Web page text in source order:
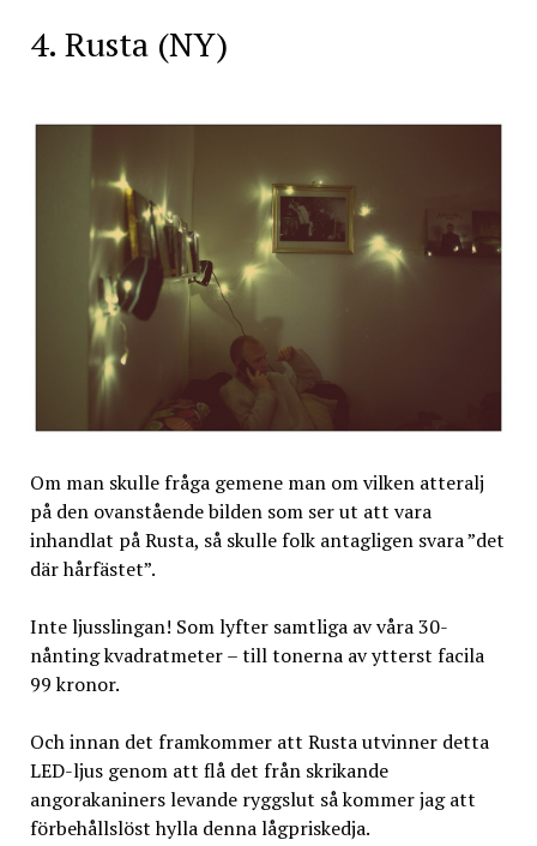
4. Rusta (NY)
Om man skulle fråga gemene man om vilken atteralj
på den ovanstående bilden som ser ut att vara
inhandlat på Rusta, så skulle folk antagligen svara ”det
där hårfästet”.
Inte ljusslingan! Som lyfter samtliga av våra 30-
nånting kvadratmeter – till tonerna av ytterst facila
99 kronor.
Och innan det framkommer att Rusta utvinner detta
LED-ljus genom att flå det från skrikande
angorakaniners levande ryggslut så kommer jag att
förbehållslöst hylla denna lågpriskedja.